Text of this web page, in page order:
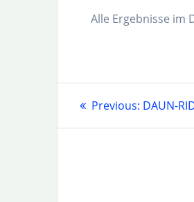
Alle Ergebnisse im
Previous: Previous
DAUN-